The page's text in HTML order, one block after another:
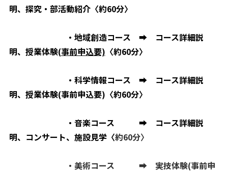
明、 探究・部活動紹介〈約60分〉
・地域創造コース ➡ コース詳細説
明、授業体験(事前申込要) 〈約60分〉
・科学情報コース ➡ コース詳細説
明、授業体験(事前申込要)〈約60分〉
・ 音楽コース ➡ コース詳細説
明、コンサート、 施設見学〈約60分〉
・ 美術コース ➡ 実技体験(事前申